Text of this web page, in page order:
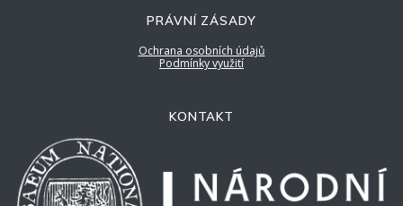
PRÁVNÍ ZÁSADY
Ochrana osobních údajů
Podmínky využití
KONTAKT